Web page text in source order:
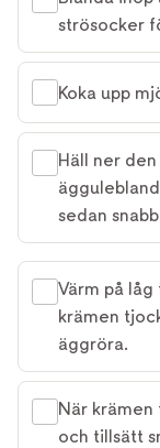
strösocker
Koka upp
Häll ner
sedan
Värm på
krämen
äggröra.
När krämen
och tillsätt